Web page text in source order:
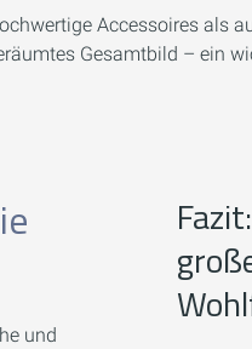
Accessoires als
Gesamtbild – ein
und